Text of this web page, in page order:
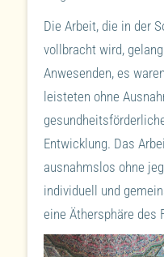
Die Arbeit, die in der
vollbracht wird,
Anwesenden, es
leisteten ohne
Entwicklung. Das
ausnahmslos ohne
individuell und
eine Äthersphäre des